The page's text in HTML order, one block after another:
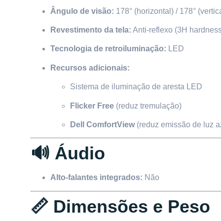
Ângulo de visão: 178° (horizontal) / 178°
Revestimento da tela: Anti-reflexo (3H
Tecnologia de retroiluminação: LED
Recursos adicionais:
Sistema de iluminação de aresta LED
Flicker Free (reduz tremulação)
Dell ComfortView(reduz emissão de luz
🔊 Áudio
Alto-falantes integrados: Não
📏 Dimensões e Peso